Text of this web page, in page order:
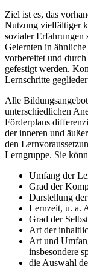
Ziel ist es, das
Nutzung vielfältiger
sozialer Erfahrungen
Gelernten in
vorbereitet und
gefestigt werden.
Lernschritte
Alle
unterschiedlichen
Förderplans
der inneren und
den
Lerngruppe. Sie
Umfang der
Grad der
Darstellung
Lernzeit, u. a.
Grad der
Art der
Art und
insbesondere
die Auswahl